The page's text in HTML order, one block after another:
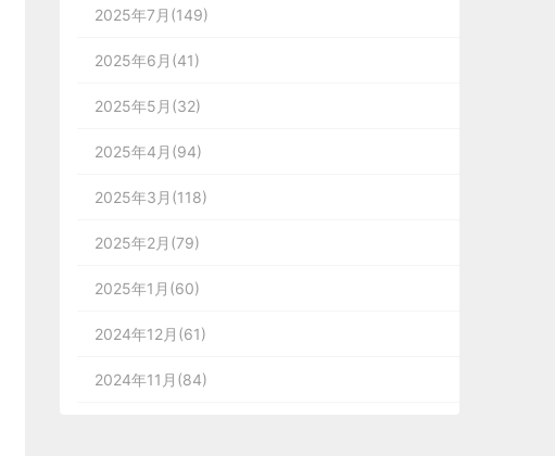
2025年7月(149)
2025年6月(41)
2025年5月(32)
2025年4月(94)
2025年3月(118)
2025年2月(79)
2025年1月(60)
2024年12月(61)
2024年11月(84)